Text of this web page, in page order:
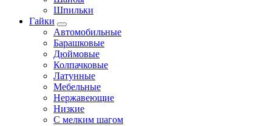
Шпильки
Гайки
Автомобильные
Барашковые
Дюймовые
Колпачковые
Латунные
Мебельные
Нержавеющие
Низкие
С мелким шагом